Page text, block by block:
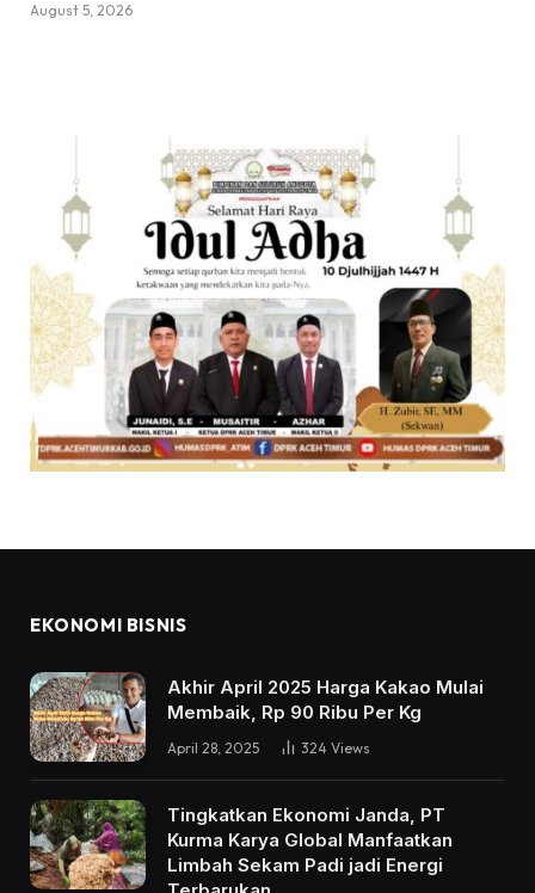
August 5, 2026
EKONOMI BISNIS
Akhir April 2025 Harga Kakao Mulai
Membaik, Rp 90 Ribu Per Kg
April 28, 2025 324 Views
Tingkatkan Ekonomi Janda, PT
Kurma Karya Global Manfaatkan
Limbah Sekam Padi jadi Energi